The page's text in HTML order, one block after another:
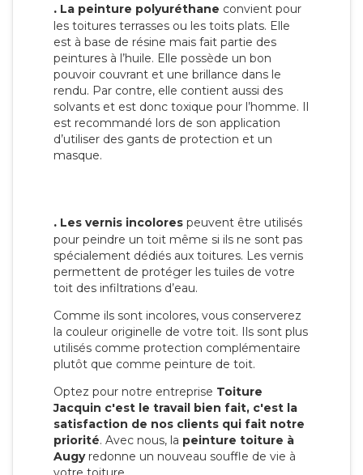
. La peinture polyuréthane convient pour
les toitures terrasses ou les toits plats. Elle
est à base de résine mais fait partie des
peintures à l’huile. Elle possède un bon
pouvoir couvrant et une brillance dans le
rendu. Par contre, elle contient aussi des
solvants et est donc toxique pour l’homme. Il
est recommandé lors de son application
d’utiliser des gants de protection et un
masque.
. Les vernis incolores peuvent être utilisés
pour peindre un toit même si ils ne sont pas
spécialement dédiés aux toitures. Les vernis
permettent de protéger les tuiles de votre
toit des infiltrations d’eau.
Comme ils sont incolores, vous conserverez
la couleur originelle de votre toit. Ils sont plus
utilisés comme protection complémentaire
plutôt que comme peinture de toit.
Optez pour notre entreprise Toiture
Jacquin c'est le travail bien fait, c'est la
satisfaction de nos clients qui fait notre
priorité. Avec nous, la peinture toiture à
Augyredonne un nouveau souffle de vie à